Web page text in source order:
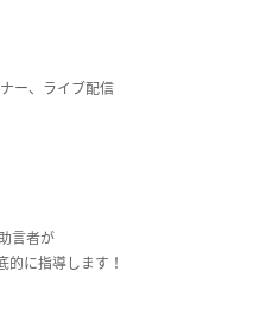
ー、ライブ配信
言者が
に指導します！